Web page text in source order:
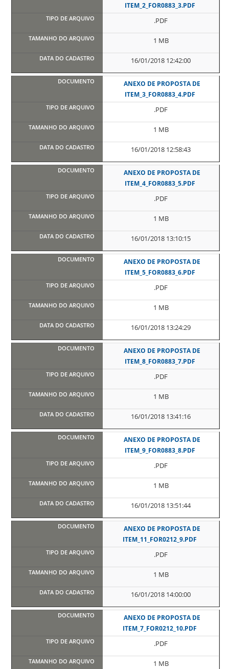
ITEM_2_FOR0883_3.PDF
.PDF
1 MB
16/01/2018 12:42:00
ANEXO DE PROPOSTA DE
ITEM_3_FOR0883_4.PDF
.PDF
1 MB
16/01/2018 12:58:43
ANEXO DE PROPOSTA DE
ITEM_4_FOR0883_5.PDF
.PDF
1 MB
16/01/2018 13:10:15
ANEXO DE PROPOSTA DE
ITEM_5_FOR0883_6.PDF
.PDF
1 MB
16/01/2018 13:24:29
ANEXO DE PROPOSTA DE
ITEM_8_FOR0883_7.PDF
.PDF
1 MB
16/01/2018 13:41:16
ANEXO DE PROPOSTA DE
ITEM_9_FOR0883_8.PDF
.PDF
1 MB
16/01/2018 13:51:44
ANEXO DE PROPOSTA DE
ITEM_11_FOR0212_9.PDF
.PDF
1 MB
16/01/2018 14:00:00
ANEXO DE PROPOSTA DE
ITEM_7_FOR0212_10.PDF
.PDF
1 MB